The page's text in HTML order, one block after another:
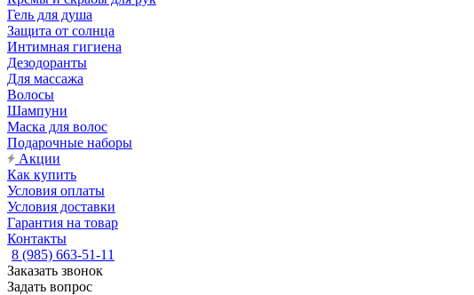
Гель для душа
Защита от солнца
Интимная гигиена
Дезодоранты
Для массажа
Волосы
Шампуни
Маска для волос
Подарочные наборы
Акции
Как купить
Условия оплаты
Условия доставки
Гарантия на товар
Контакты
8 (985) 663-51-11
Заказать звонок
Задать вопрос